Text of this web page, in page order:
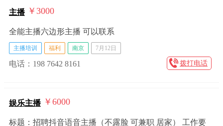
主播 ￥3000
全能主播六边形主播 可以联系
主播培训 福利 南京 7月12日
电话：198 7642 8161 拨打电话
娱乐主播 ￥6000
标题：招聘抖音语音主播（不露脸 可兼职 居家） 工作要